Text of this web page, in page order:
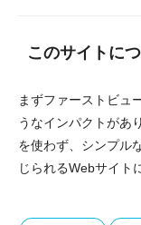
このサイトに
まずファーストビュ
うなインパクトがあ
を使わず、シンプル
じられるWebサイト